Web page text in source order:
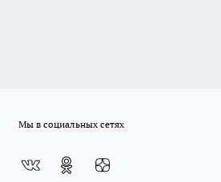
Мы в социальных сетях